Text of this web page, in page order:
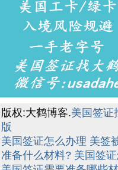
版权:大鹤博客.美国签证
版
美国签证怎么办理 美签
准备什么材料? 美国签